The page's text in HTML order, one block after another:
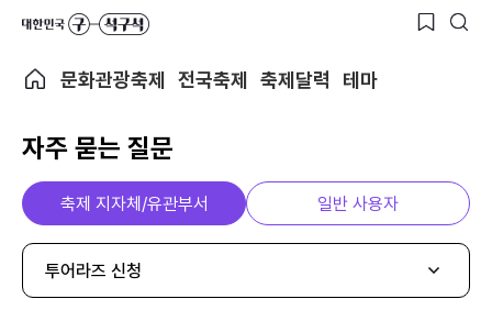
문화관광축제 전국축제 축제달력 테마
자주 묻는 질문
축제 지자체/유관부서 일반 사용자
투어라즈 신청